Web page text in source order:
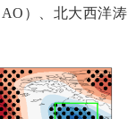
AO ）、北大西洋涛